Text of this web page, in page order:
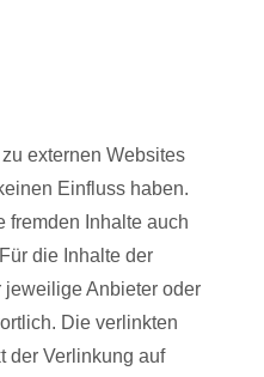
externen Websites
Einfluss haben.
fremden Inhalte auch
die Inhalte der
jeweilige Anbieter oder
Die verlinkten
der Verlinkung auf